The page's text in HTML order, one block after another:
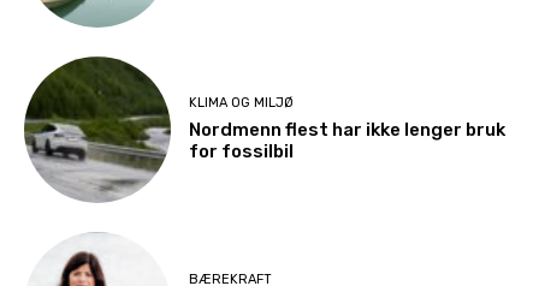
KLIMA OG MILJØ
Nordmenn flest har ikke lenger bruk
for fossilbil
BÆREKRAFT